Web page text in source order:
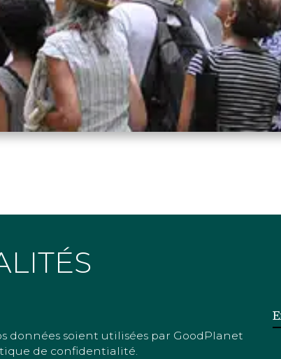
données soient utilisées par GoodPlanet
de confidentialité.